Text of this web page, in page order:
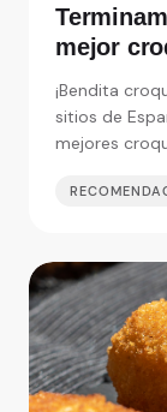
mejor
¡Bendita
sitios de
mejores